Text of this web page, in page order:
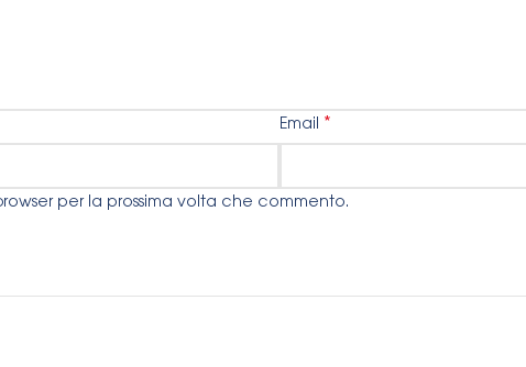
Email *
per la prossima volta che commento.